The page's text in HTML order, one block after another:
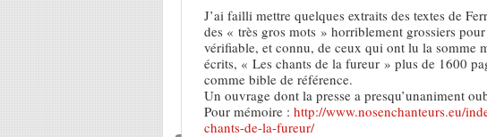
J’ai failli mettre quelques extraits des textes de
des « très gros mots » horriblement grossiers
vérifiable, et connu, de ceux qui ont lu la somme
écrits, « Les chants de la fureur » plus de 1600
comme bible de référence.
Un ouvrage dont la presse a presqu’unaniment
Pour mémoire : http://www.nosenchanteurs.eu/
chants-de-la-fureur/